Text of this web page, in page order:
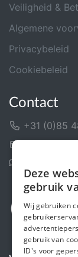
Veiligheid &
Algemene
Privacybeleid
Cookiebeleid
Contact
+31 (0)85
Deze
gebruik
Wij gebruiken
gebruik van
ID's voor